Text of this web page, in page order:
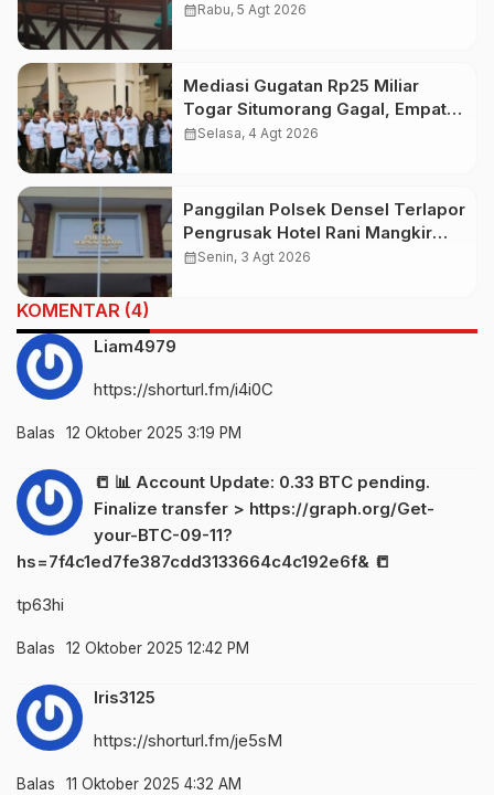
Hukum Sebut Tak Ikut Tergugat di
calendar_monthRabu, 5 Agt 2026
Mediasi Gugatan Rp25 Miliar
Togar Situmorang Gagal, Empat
Media Pilih Lawan di Pengadilan
calendar_monthSelasa, 4 Agt 2026
Panggilan Polsek Densel Terlapor
Pengrusak Hotel Rani Mangkir
Keluar Negeri, Ternyata Masih di
calendar_monthSenin, 3 Agt 2026
KOMENTAR (4)
Liam4979
https://shorturl.fm/i4i0C
Balas 12 Oktober 2025 3:19 PM
📒 📊 Account Update: 0.33 BTC pending.
Finalize transfer > https://graph.org/Get-
your-BTC-09-11?
hs=7f4c1ed7fe387cdd3133664c4c192e6f& 📒
tp63hi
Balas 12 Oktober 2025 12:42 PM
Iris3125
https://shorturl.fm/je5sM
Balas 11 Oktober 2025 4:32 AM